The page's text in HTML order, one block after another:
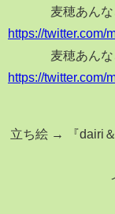
麦穂あん
https://twitter.com/
麦穂あん
https://twitter.com/
立ち絵 → 『dairi